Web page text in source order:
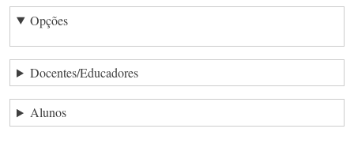
Opções
Docentes/Educadores
Alunos